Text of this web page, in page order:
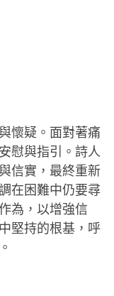
懷疑。面對著痛
慰與指引。詩人
信實，最終重新
在困難中仍要尋
為，以增強信
堅持的根基，呼